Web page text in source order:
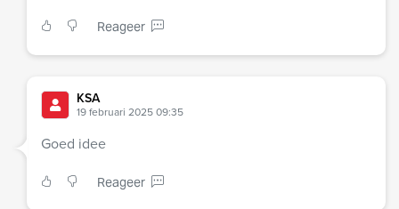
Reageer
KSA
19 februari 2025 09:35
Goed idee
Reageer